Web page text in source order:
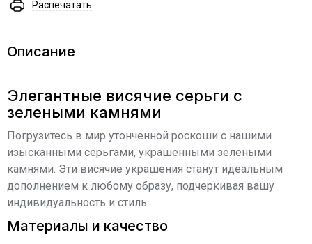
Распечатать
Описание
Элегантные висячие серьги с
зелеными камнями
Погрузитесь в мир утонченной роскоши с нашими
изысканными серьгами, украшенными зелеными
камнями. Эти висячие украшения станут идеальным
дополнением к любому образу, подчеркивая вашу
индивидуальность и стиль.
Материалы и качество